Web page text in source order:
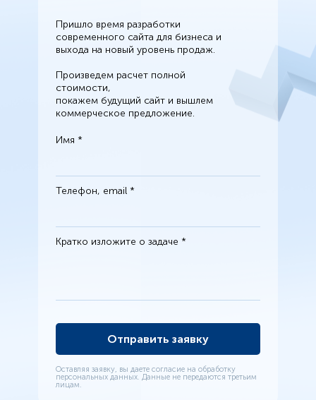
Пришло время разработки
современного сайта для бизнеса и
выхода на новый уровень продаж.
Произведем расчет полной
стоимости,
покажем будущий сайт и вышлем
коммерческое предложение.
Имя *
Телефон, email *
Кратко изложите о задаче *
Оставляя заявку, вы даете согласие на обработку
персональных данных. Данные не передаются третьим
лицам.